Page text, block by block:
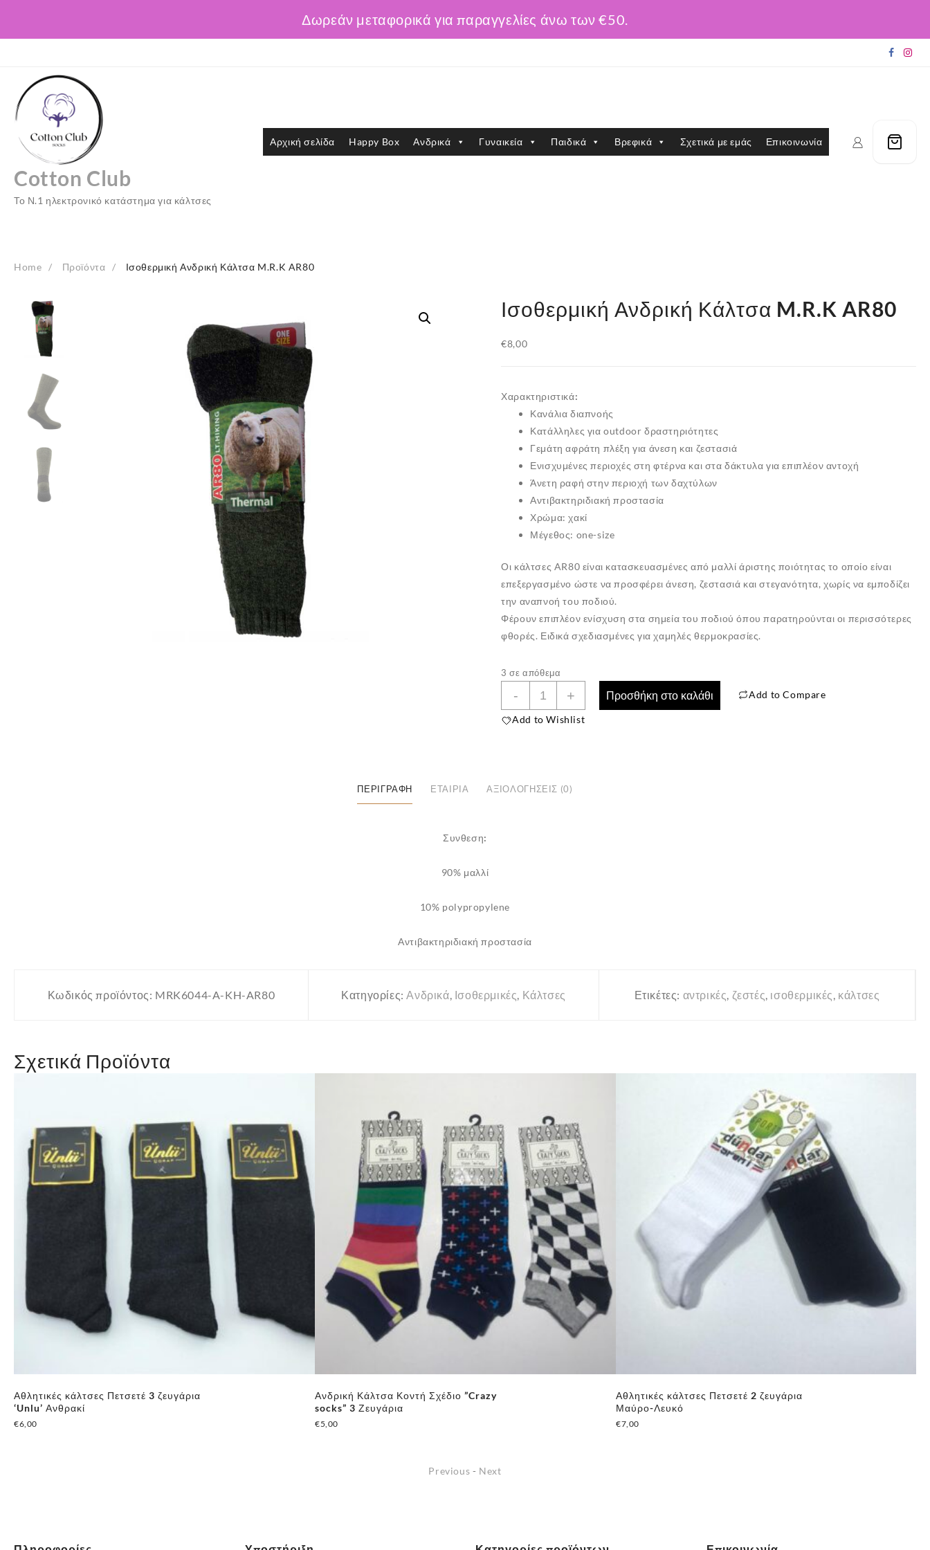
Δωρεάν μεταφορικά για παραγγελίες άνω των €50.
content
Cotton Club
Το Ν.1 ηλεκτρονικό κατάστημα για κάλτσες
Αρχική σελίδα Happy Box Ανδρικά Γυναικεία Παιδικά Βρεφικά Σχετικά με εμάς Επικοινωνία
Home Προϊόντα Ισοθερμική Ανδρική Κάλτσα M.R.K AR80
Ισοθερμική Ανδρική Κάλτσα M.R.K AR80
€8,00
Χαρακτηριστικά:
Κανάλια διαπνοής
Κατάλληλες για outdoor δραστηριότητες
Γεμάτη αφράτη πλέξη για άνεση και ζεστασιά
Ενισχυμένες περιοχές στη φτέρνα και στα δάκτυλα για επιπλέον αντοχή
Άνετη ραφή στην περιοχή των δαχτύλων
Αντιβακτηριδιακή προστασία
Χρώμα: χακί
Μέγεθος: one-size
Οι κάλτσες AR80 είναι κατασκευασμένες από μαλλί άριστης ποιότητας το οποίο είναι
επεξεργασμένο ώστε να προσφέρει άνεση, ζεστασιά και στεγανότητα, χωρίς να εμποδίζει
την αναπνοή του ποδιού.
Φέρουν επιπλέον ενίσχυση στα σημεία του ποδιού όπου παρατηρούνται οι περισσότερες
φθορές. Ειδικά σχεδιασμένες για χαμηλές θερμοκρασίες.
3 σε απόθεμα
-
Ισοθερμική
Ανδρική
Κάλτσα
+ Προσθήκη στο καλάθι Add to Compare
Add to Wishlist
ΠΕΡΙΓΡΑΦΉ ΕΤΑΙΡΊΑ ΑΞΙΟΛΟΓΉΣΕΙΣ (0)
Συνθεση:
90% μαλλί
10% polypropylene
Αντιβακτηριδιακή προστασία
Κωδικός προϊόντος: MRK6044-A-KH-AR80 Κατηγορίες:Ανδρικά, Ισοθερμικές, Κάλτσες Ετικέτες: αντρικές, ζεστές, ισοθερμικές, κάλτσες
Σχετικά Προϊόντα
Αθλητικές κάλτσες Πετσετέ 3 ζευγάρια
‘Unlu’ Ανθρακί
€6,00
Ανδρική Κάλτσα Κοντή Σχέδιο ”Crazy
socks” 3 Ζευγάρια
€5,00
Αθλητικές κάλτσες Πετσετέ 2 ζευγάρια
Μαύρο-Λευκό
€7,00
Previous - Next